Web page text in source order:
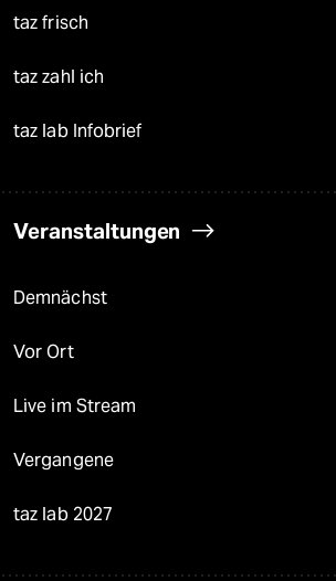
taz frisch
taz zahl ich
taz lab Infobrief
Veranstaltungen
Demnächst
Vor Ort
Live im Stream
Vergangene
taz lab 2027